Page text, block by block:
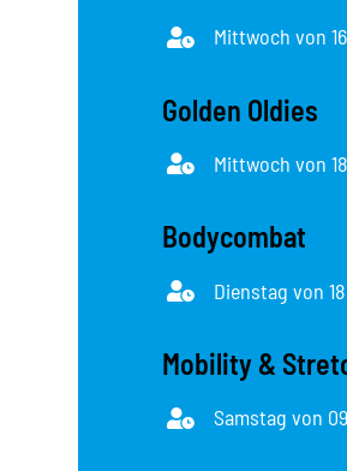
Mittwoch von
Golden Oldies
Mittwoch von
Bodycombat
Dienstag von
Mobility &
Samstag von